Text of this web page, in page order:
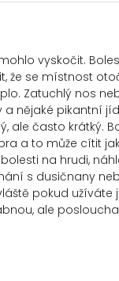
vyskočit.
že se místnost
Zatuchlý nos
nějaké pikantní
ale často krátký.
a to může cítit
na hrudi,
s dusičnany
pokud užíváte
ale